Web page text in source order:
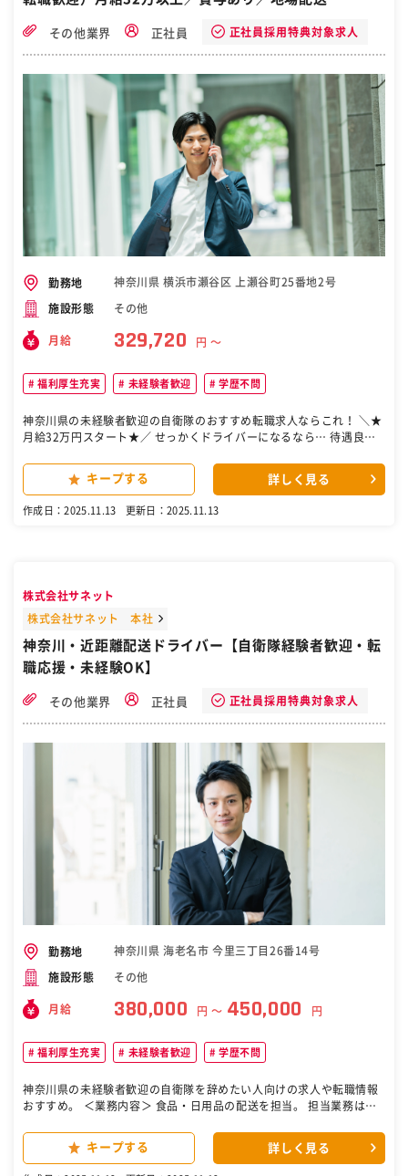
壁の破損等の確認 ※朝、現地に集合し、作業終了後に事務所で書類作
日がお休みですが、現場の都合により日曜出勤もあります（振替休日
取得可） ・年末年始、GW、夏休み等の長期休暇も充実しています ・
入社半年間は夜勤なし。半年以降については対応いただく場合もござ
いますが、年３回程度です（翌日休み） ■組織構成： 配属先は36名
の組織です。20～60代の方々が活躍しています。 ■会社について：
東証スタンダード市場上場のハリマビステムグループです。 当社は法
律で定められている暮らしを守る事業のためニーズがあり、高い安定
イク・自転車通勤可／車通勤応相談 ＜転勤＞ 無 ［自衛隊・転職・求
その他業界 正社員 正社員採用特典対象求人
勤務地 神奈川県 横浜市瀬谷区 上瀬谷町25番地2号
施設形態 その他
月給 329,720 円 〜
福利厚生充実 未経験者歓迎 学歴不問
神奈川県の未経験者歓迎の自衛隊のおすすめ転職求人ならこれ！ ＼★
月給32万円スタート★／ せっかくドライバーになるなら… 待遇良く
ン)にて センターからドラックストアまで 雑貨・食品配送をお任せし
め！ ▼積み降ろし カゴ車積みカゴ降ろし (一部バラあり) ★無人店舗
「安定感バツグン」。 ━━━━━━━━━━━━━ 神奈川県内に5拠
点を構える 株式会社伸和の子会社。 菓子・食品・飲料をメインに 配
会社×景気に左右されない食品配送で、 ダブルの安定を実感できま
す。 今より無理のない生活へ ━━━━━━━━━━━━━ ◇月給32
「体力的にもラクになって 給料もしっかり貰える」 そんな風に変えら
キープする 詳しく見る
作成日：2025.11.13 更新日：2025.11.13
株式会社サネット
株式会社サネット 本社
神奈川・近距離配送ドライバー【自衛隊経験者歓迎・転
職応援・未経験OK】
その他業界 正社員 正社員採用特典対象求人
勤務地 神奈川県 海老名市 今里三丁目26番14号
施設形態 その他
月給 380,000 円 〜 450,000 円
福利厚生充実 未経験者歓迎 学歴不問
神奈川県の未経験者歓迎の自衛隊を辞めたい人向けの求人や転職情報
おすすめ。 ＜業務内容＞ 食品・日用品の配送を担当。 担当業務は保
送 ・個人宅への配送（店舗での購入品） ・ルート配送 ⇒ドラッグス
トアやスーパーなど ＊配送エリアは神奈川県内（川崎、三多摩） ⇒長
キープする 詳しく見る